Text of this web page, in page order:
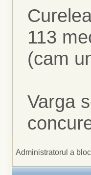
113
(cam
Varga
Administratorul a